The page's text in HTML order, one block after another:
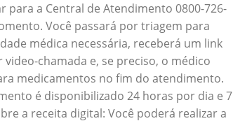
para a Central de Atendimento 0800-726-
Você passará por triagem para
médica necessária, receberá um link
chamada e, se preciso, o médico
medicamentos no fim do atendimento.
é disponibilizado 24 horas por dia e 7
a receita digital: Você poderá realizar a